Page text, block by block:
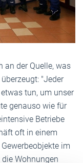
an der Quelle, was
"Jeder
tun, um unser
genauso wie für
Betriebe
oft in einem
im
Wohnungen